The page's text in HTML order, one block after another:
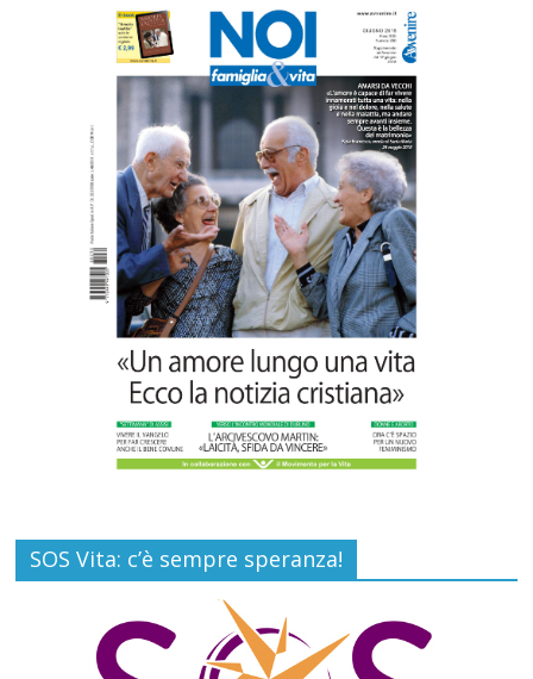
Gino Soldera nominato Membro della
“Hall of Honor Prenatal Sciences 2026”
16 Luglio 2026 Commenti disabilitati
Carlo Casini, “giusto” perché testimone
della carità sociale
7 Agosto 2026 Commenti disabilitati
SOS Vita: c’è sempre speranza!